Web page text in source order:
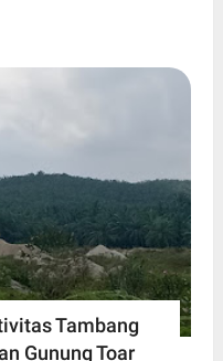
Tambang
Gunung Toar